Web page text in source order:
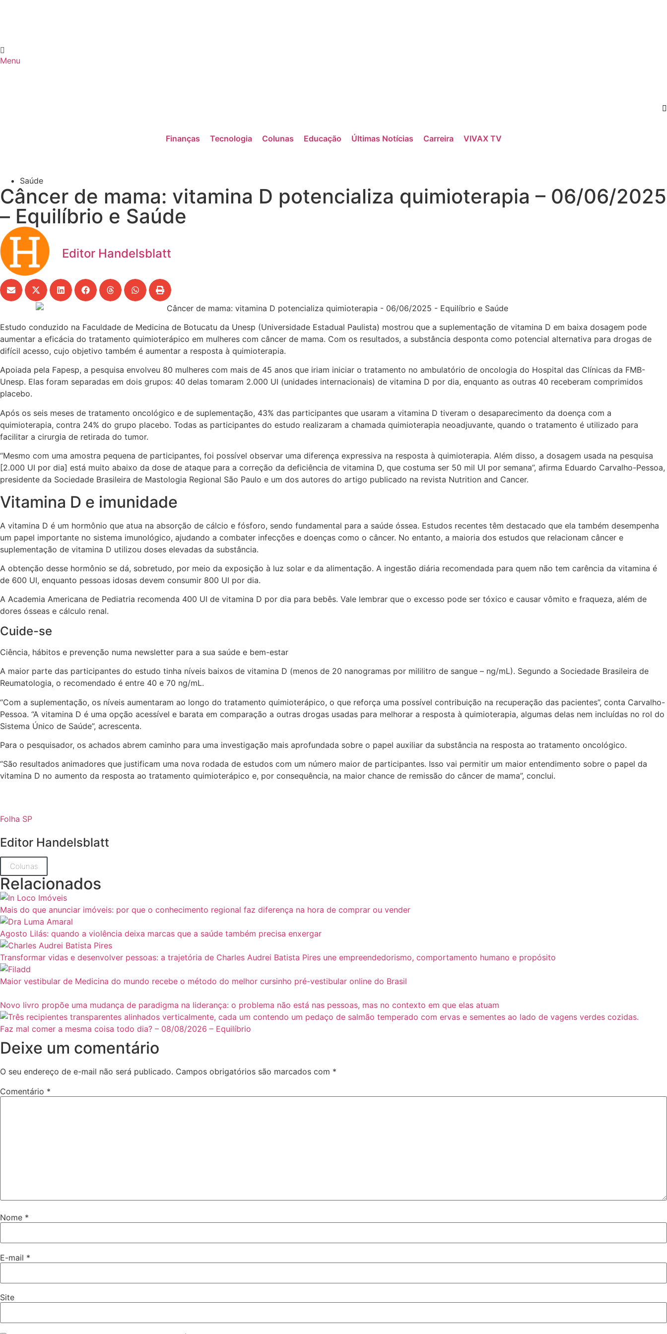
Menu
Finanças Tecnologia Colunas Educação Últimas Notícias Carreira VIVAX TV
Saúde
Câncer de mama: vitamina D potencializa quimioterapia – 06/06/2025
– Equilíbrio e Saúde
Editor Handelsblatt
Estudo conduzido na Faculdade de Medicina de Botucatu da Unesp (Universidade Estadual Paulista) mostrou que a suplementação de vitamina D em baixa dosagem pode
aumentar a eficácia do tratamento quimioterápico em mulheres com câncer de mama. Com os resultados, a substância desponta como potencial alternativa para drogas de
difícil acesso, cujo objetivo também é aumentar a resposta à quimioterapia.
Apoiada pela Fapesp, a pesquisa envolveu 80 mulheres com mais de 45 anos que iriam iniciar o tratamento no ambulatório de oncologia do Hospital das Clínicas da FMB-
Unesp. Elas foram separadas em dois grupos: 40 delas tomaram 2.000 UI (unidades internacionais) de vitamina D por dia, enquanto as outras 40 receberam comprimidos
placebo.
Após os seis meses de tratamento oncológico e de suplementação, 43% das participantes que usaram a vitamina D tiveram o desaparecimento da doença com a
quimioterapia, contra 24% do grupo placebo. Todas as participantes do estudo realizaram a chamada quimioterapia neoadjuvante, quando o tratamento é utilizado para
facilitar a cirurgia de retirada do tumor.
“Mesmo com uma amostra pequena de participantes, foi possível observar uma diferença expressiva na resposta à quimioterapia. Além disso, a dosagem usada na pesquisa
[2.000 UI por dia] está muito abaixo da dose de ataque para a correção da deficiência de vitamina D, que costuma ser 50 mil UI por semana”, afirma Eduardo Carvalho-Pessoa,
presidente da Sociedade Brasileira de Mastologia Regional São Paulo e um dos autores do artigo publicado na revista Nutrition and Cancer.
Vitamina D e imunidade
A vitamina D é um hormônio que atua na absorção de cálcio e fósforo, sendo fundamental para a saúde óssea. Estudos recentes têm destacado que ela também desempenha
um papel importante no sistema imunológico, ajudando a combater infecções e doenças como o câncer. No entanto, a maioria dos estudos que relacionam câncer e
suplementação de vitamina D utilizou doses elevadas da substância.
A obtenção desse hormônio se dá, sobretudo, por meio da exposição à luz solar e da alimentação. A ingestão diária recomendada para quem não tem carência da vitamina é
de 600 UI, enquanto pessoas idosas devem consumir 800 UI por dia.
A Academia Americana de Pediatria recomenda 400 UI de vitamina D por dia para bebês. Vale lembrar que o excesso pode ser tóxico e causar vômito e fraqueza, além de
dores ósseas e cálculo renal.
Cuide-se
Ciência, hábitos e prevenção numa newsletter para a sua saúde e bem-estar
A maior parte das participantes do estudo tinha níveis baixos de vitamina D (menos de 20 nanogramas por mililitro de sangue – ng/mL). Segundo a Sociedade Brasileira de
Reumatologia, o recomendado é entre 40 e 70 ng/mL.
“Com a suplementação, os níveis aumentaram ao longo do tratamento quimioterápico, o que reforça uma possível contribuição na recuperação das pacientes”, conta Carvalho-
Pessoa. “A vitamina D é uma opção acessível e barata em comparação a outras drogas usadas para melhorar a resposta à quimioterapia, algumas delas nem incluídas no rol do
Sistema Único de Saúde”, acrescenta.
Para o pesquisador, os achados abrem caminho para uma investigação mais aprofundada sobre o papel auxiliar da substância na resposta ao tratamento oncológico.
“São resultados animadores que justificam uma nova rodada de estudos com um número maior de participantes. Isso vai permitir um maior entendimento sobre o papel da
vitamina D no aumento da resposta ao tratamento quimioterápico e, por consequência, na maior chance de remissão do câncer de mama”, conclui.
Folha SP
Editor Handelsblatt
Colunas
Relacionados
Mais do que anunciar imóveis: por que o conhecimento regional faz diferença na hora de comprar ou vender
Agosto Lilás: quando a violência deixa marcas que a saúde também precisa enxergar
Transformar vidas e desenvolver pessoas: a trajetória de Charles Audrei Batista Pires une empreendedorismo, comportamento humano e propósito
Maior vestibular de Medicina do mundo recebe o método do melhor cursinho pré-vestibular online do Brasil
Novo livro propõe uma mudança de paradigma na liderança: o problema não está nas pessoas, mas no contexto em que elas atuam
Faz mal comer a mesma coisa todo dia? – 08/08/2026 – Equilíbrio
Deixe um comentário
O seu endereço de e-mail não será publicado. Campos obrigatórios são marcados com *
Comentário *
Nome *
E-mail *
Site